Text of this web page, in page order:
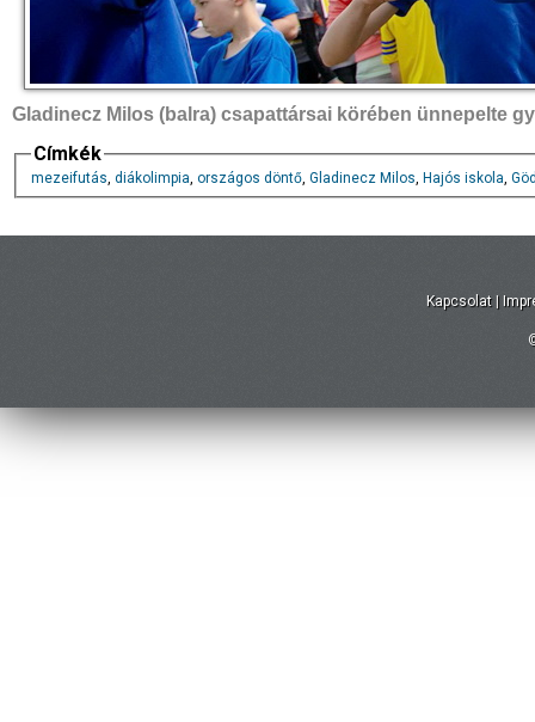
Gladinecz Milos (balra) csapattársai körében ünnepelte
Címkék
mezeifutás, diákolimpia, országos döntő, Gladinecz Milos, Hajós iskola,
Kapcsolat |